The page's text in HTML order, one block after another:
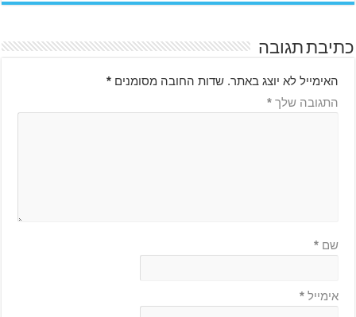
כתיבת תגובה
האימייל לא יוצג באתר. שדות החובה מסומנים*
התגובה שלך*
שם*
אימייל*